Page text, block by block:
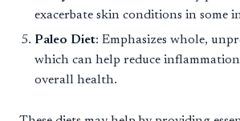
exacerbate skin conditions in some
Paleo Diet: Emphasizes whole,
which can help reduce
overall health.